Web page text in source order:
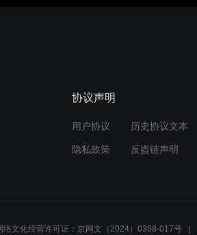
协议声明
用户协议 历史协议文本
隐私政策 反盗链声明
络文化经营许可证：京网文（2024）0368-017号